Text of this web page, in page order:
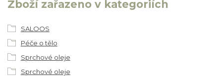
Zboží zařazeno v kategoriích
SALOOS
Péče o tělo
Sprchové oleje
Sprchové oleje